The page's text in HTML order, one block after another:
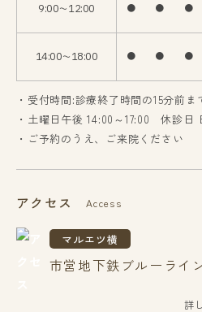
9:00〜12:00 ● ● ●
14:00〜18:00 ● ● ●
・受付時間:診療終了時間の15分前ま
・土曜日午後 14:00～17:00 休診日
・ご予約のうえ、ご来院ください
アクセス Access
マルエツ横
市営地下鉄ブルーライ
詳